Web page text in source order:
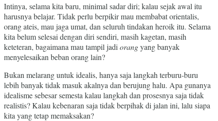
Intinya, selama kita baru, minimal sadar diri; kalau sejak awal itu
harusnya belajar. Tidak perlu berpikir mau membabat orientalis,
orang ateis, mau jaga umat, dan seluruh tindakan heroik itu. Selama
kita belum selesai dengan diri sendiri, masih kagetan, masih
keteteran, bagaimana mau tampil jadi orangyang banyak
menyelesaikan beban orang lain?
Bukan melarang untuk idealis, hanya saja langkah terburu-buru
lebih banyak tidak masuk akalnya dan berujung halu. Apa gunanya
idealisme sebesar semesta kalau langkah dan prosesnya saja tidak
realistis? Kalau kebenaran saja tidak berpihak di jalan ini, lalu siapa
kita yang tetap memaksakan?